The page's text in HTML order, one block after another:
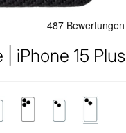
iPhone 15 Plus
iphone-iphone-iphone-